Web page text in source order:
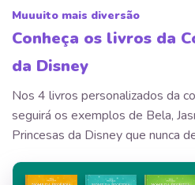
Muuuito mais diversão
Conheça os livros da
da Disney
Nos 4 livros personalizados da
seguirá os exemplos de Bela,
Princesas da Disney que nunca